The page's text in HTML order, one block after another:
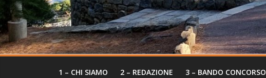
1 – CHI SIAMO 2 – REDAZIONE 3 – BANDO CONCORSO